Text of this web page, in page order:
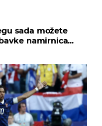
sada možete
namirnica...